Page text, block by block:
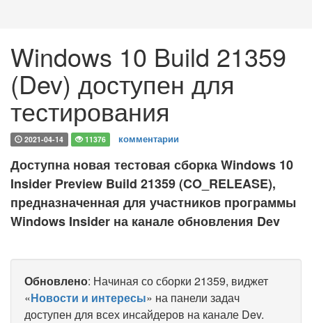
Windows 10 Build 21359
(Dev) доступен для
тестирования
2021-04-14 11376 комментарии
Доступна новая тестовая сборка Windows 10
Insider Preview Build 21359 (CO_RELEASE),
предназначенная для участников программы
Windows Insider на канале обновления Dev
Обновлено: Начиная со сборки 21359, виджет
«Новости и интересы» на панели задач
доступен для всех инсайдеров на канале Dev.